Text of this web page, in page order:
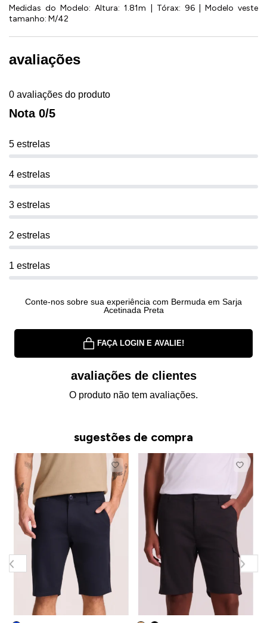
Medidas do Modelo: Altura: 1.81m | Tórax: 96 | Modelo veste
tamanho: M/42
avaliações
0 avaliações do produto
Nota 0/5
5 estrelas
4 estrelas
3 estrelas
2 estrelas
1 estrelas
Conte-nos sobre sua experiência com Bermuda em Sarja
Acetinada Preta
FAÇA LOGIN E AVALIE!
avaliações de clientes
O produto não tem avaliações.
sugestões de compra